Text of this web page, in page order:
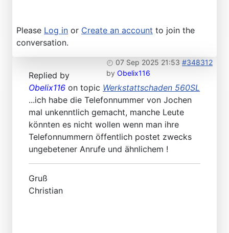
Please Log in or Create an account to join the
conversation.
07 Sep 2025 21:53 #348312
by Obelix116
Replied by
Obelix116 on topic Werkstattschaden 560SL
...ich habe die Telefonnummer von Jochen
mal unkenntlich gemacht, manche Leute
könnten es nicht wollen wenn man ihre
Telefonnummern öffentlich postet zwecks
ungebetener Anrufe und ähnlichem !
Gruß
Christian